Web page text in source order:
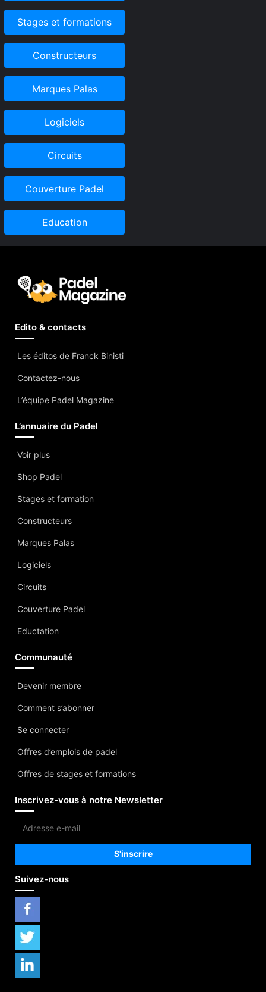
Stages et formations
Constructeurs
Marques Palas
Logiciels
Circuits
Couverture Padel
Education
Edito & contacts
Les éditos de Franck Binisti
Contactez-nous
L’équipe Padel Magazine
L’annuaire du Padel
Voir plus
Shop Padel
Stages et formation
Constructeurs
Marques Palas
Logiciels
Circuits
Couverture Padel
Eductation
Communauté
Devenir membre
Comment s’abonner
Se connecter
Offres d’emplois de padel
Offres de stages et formations
Inscrivez-vous à notre Newsletter
Suivez-nous